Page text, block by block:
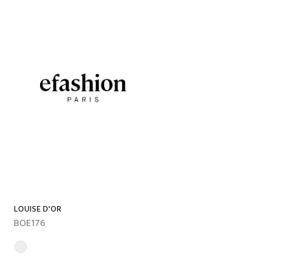
LOUISE D'OR
BOE176